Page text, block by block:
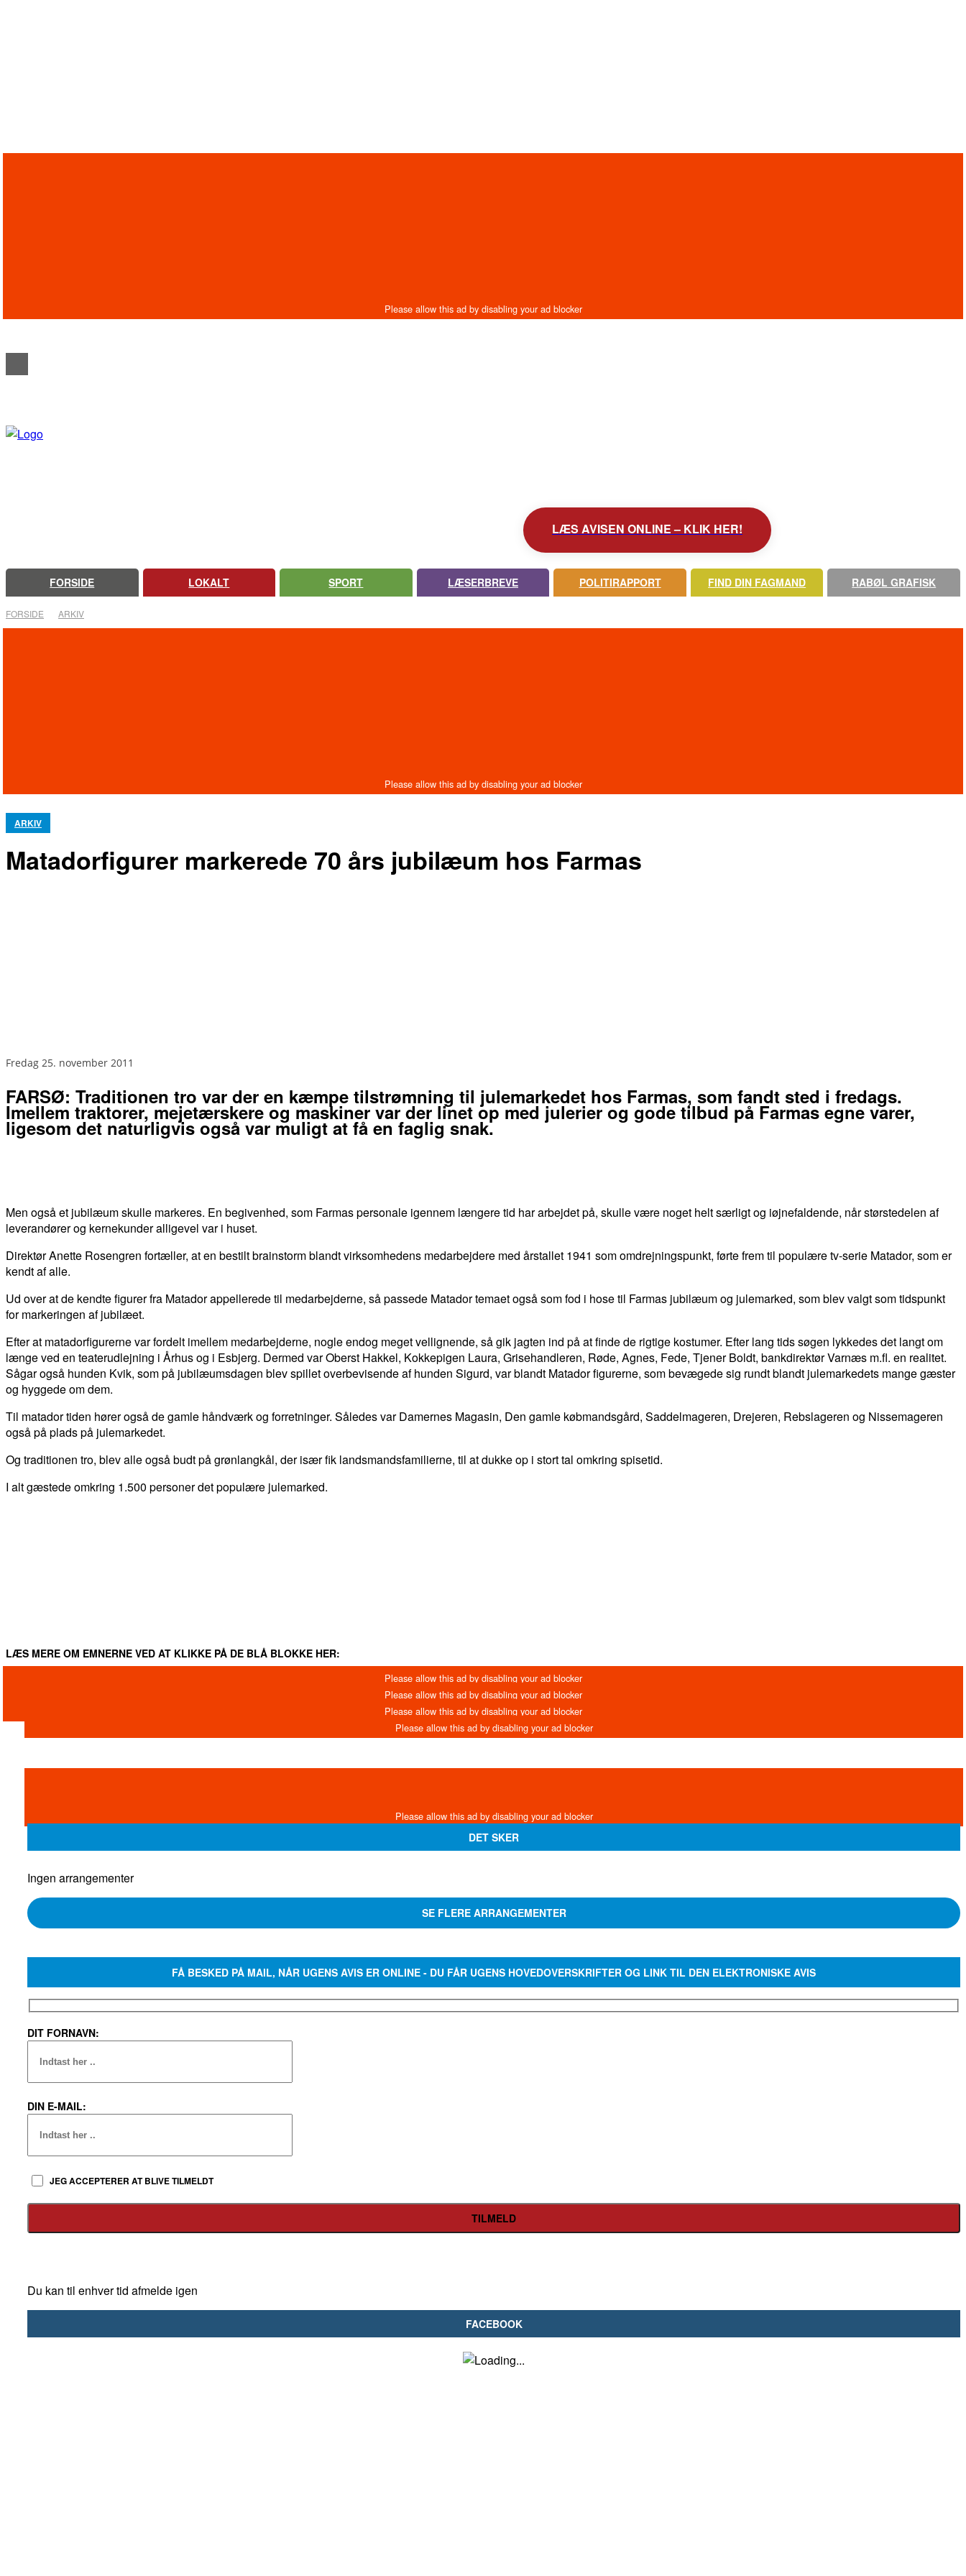
LÆS AVISEN ONLINE – KLIK HER!
FORSIDE LOKALT SPORT LÆSERBREVE POLITIRAPPORT FIND DIN FAGMAND RABØL GRAFISK
FORSIDE ARKIV
ARKIV
Matadorfigurer markerede 70 års jubilæum hos Farmas
fredag 25. november 2011
FARSØ: Traditionen tro var der en kæmpe tilstrømning til julemarkedet hos Farmas, som fandt sted i fredags.
Imellem traktorer, mejetærskere og maskiner var der linet op med julerier og gode tilbud på Farmas egne varer,
ligesom det naturligvis også var muligt at få en faglig snak.
Men også et jubilæum skulle markeres. En begivenhed, som Farmas personale igennem længere tid har arbejdet på, skulle være noget helt særligt og iøjnefaldende, når størstedelen af
leverandører og kernekunder alligevel var i huset.
Direktør Anette Rosengren fortæller, at en bestilt brainstorm blandt virksomhedens medarbejdere med årstallet 1941 som omdrejningspunkt, førte frem til populære tv-serie Matador, som er
kendt af alle.
Ud over at de kendte figurer fra Matador appellerede til medarbejderne, så passede Matador temaet også som fod i hose til Farmas jubilæum og julemarked, som blev valgt som tidspunkt
for markeringen af jubilæet.
Efter at matadorfigurerne var fordelt imellem medarbejderne, nogle endog meget vellignende, så gik jagten ind på at finde de rigtige kostumer. Efter lang tids søgen lykkedes det langt om
længe ved en teaterudlejning i Århus og i Esbjerg. Dermed var Oberst Hakkel, Kokkepigen Laura, Grisehandleren, Røde, Agnes, Fede, Tjener Boldt, bankdirektør Varnæs m.fl. en realitet.
Sågar også hunden Kvik, som på jubilæumsdagen blev spillet overbevisende af hunden Sigurd, var blandt Matador figurerne, som bevægede sig rundt blandt julemarkedets mange gæster
og hyggede om dem.
Til matador tiden hører også de gamle håndværk og forretninger. Således var Damernes Magasin, Den gamle købmandsgård, Saddelmageren, Drejeren, Rebslageren og Nissemageren
også på plads på julemarkedet.
Og traditionen tro, blev alle også budt på grønlangkål, der især fik landsmandsfamilierne, til at dukke op i stort tal omkring spisetid.
I alt gæstede omkring 1.500 personer det populære julemarked.
LÆS MERE OM EMNERNE VED AT KLIKKE PÅ DE BLÅ BLOKKE HER:
DET SKER
Ingen arrangementer
SE FLERE ARRANGEMENTER
FÅ BESKED PÅ MAIL, NÅR UGENS AVIS ER ONLINE - DU FÅR UGENS HOVEDOVERSKRIFTER OG LINK TIL DEN ELEKTRONISKE AVIS
DIT FORNAVN:
DIN E-MAIL:
JEG ACCEPTERER AT BLIVE TILMELDT
Du kan til enhver tid afmelde igen
FACEBOOK